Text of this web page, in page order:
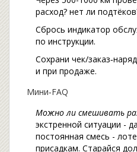
расход? нет ли
Сбрось индикатор
по инструкции.
Сохрани чек/
и при продаже.
Мини‑FAQ
Можно ли смешивать
экстренной ситуации -
постоянная смесь -
присадкам. Старайся